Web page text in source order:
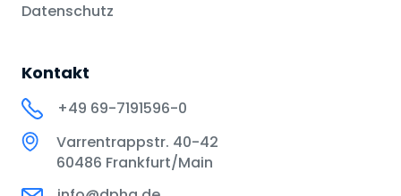
Datenschutz
Kontakt
+49 69-7191596-0
Varrentrappstr. 40-42
60486 Frankfurt/Main